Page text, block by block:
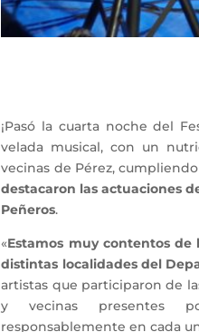
¡Pasó la cuarta noche del
velada musical, con un
vecinas de Pérez,
destacaron las actuaciones
Peñeros.
«Estamos muy contentos
distintas localidades del
artistas que participaron de
y vecinas presentes
responsablemente en cada